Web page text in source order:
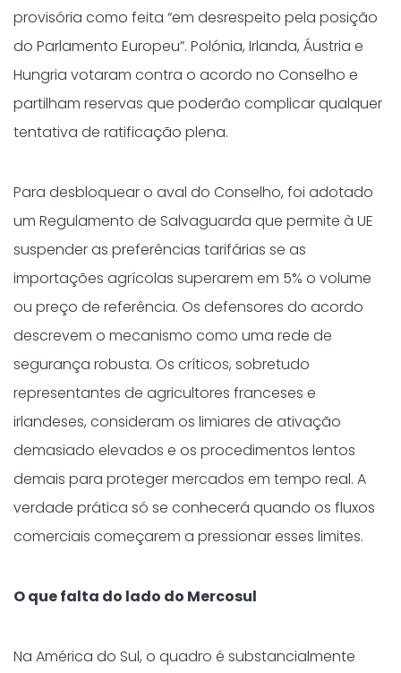
provisória como feita “em desrespeito pela posição
do Parlamento Europeu”. Polónia, Irlanda, Áustria e
Hungria votaram contra o acordo no Conselho e
partilham reservas que poderão complicar qualquer
tentativa de ratificação plena.
Para desbloquear o aval do Conselho, foi adotado
um Regulamento de Salvaguarda que permite à UE
suspender as preferências tarifárias se as
importações agrícolas superarem em 5% o volume
ou preço de referência. Os defensores do acordo
descrevem o mecanismo como uma rede de
segurança robusta. Os críticos, sobretudo
representantes de agricultores franceses e
irlandeses, consideram os limiares de ativação
demasiado elevados e os procedimentos lentos
demais para proteger mercados em tempo real. A
verdade prática só se conhecerá quando os fluxos
comerciais começarem a pressionar esses limites.
O que falta do lado do Mercosul
Na América do Sul, o quadro é substancialmente